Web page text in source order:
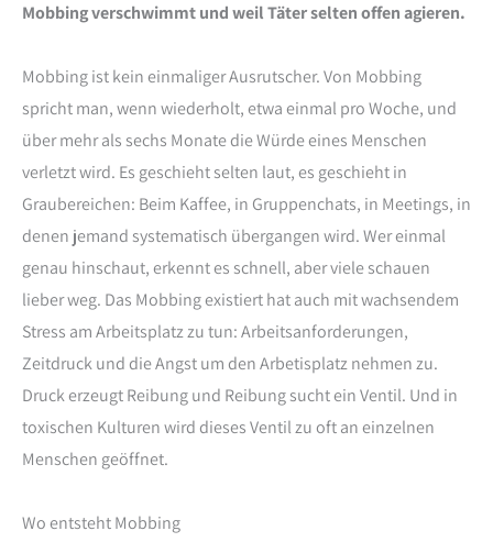
Mobbing verschwimmt und weil Täter selten offen agieren.
Mobbing ist kein einmaliger Ausrutscher. Von Mobbing
spricht man, wenn wiederholt, etwa einmal pro Woche, und
über mehr als sechs Monate die Würde eines Menschen
verletzt wird. Es geschieht selten laut, es geschieht in
Graubereichen: Beim Kaffee, in Gruppenchats, in Meetings, in
denen jemand systematisch übergangen wird. Wer einmal
genau hinschaut, erkennt es schnell, aber viele schauen
lieber weg. Das Mobbing existiert hat auch mit wachsendem
Stress am Arbeitsplatz zu tun: Arbeitsanforderungen,
Zeitdruck und die Angst um den Arbetisplatz nehmen zu.
Druck erzeugt Reibung und Reibung sucht ein Ventil. Und in
toxischen Kulturen wird dieses Ventil zu oft an einzelnen
Menschen geöffnet.
Wo entsteht Mobbing